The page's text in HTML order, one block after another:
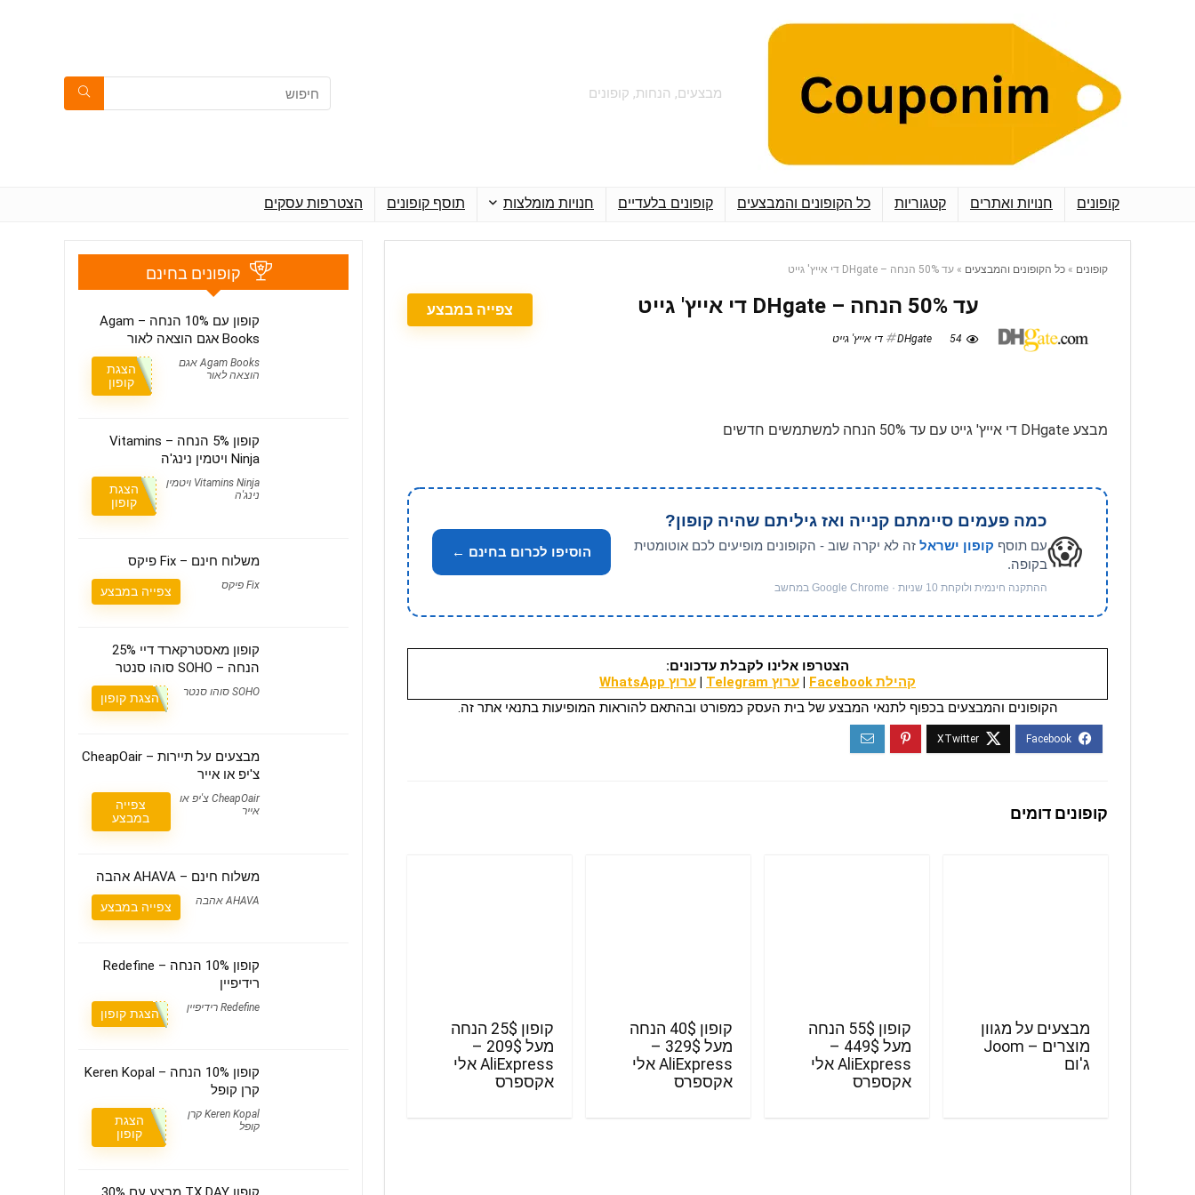
מבצעים, הנחות, קופונים
קופונים חנויות ואתרים קטגוריות כל הקופונים והמבצעים קופונים בלעדיים חנויות מומלצות תוסף קופונים הצטרפות עסקים
קופונים » כל הקופונים והמבצעים » עד 50% הנחה – DHgate די אייץ' גייט
עד 50% הנחה – DHgate די אייץ' גייט
54 DHgate די אייץ' גייט
צפייה במבצע
מבצע DHgate די אייץ' גייט עם עד 50% הנחה למשתמשים חדשים
😱
כמה פעמים סיימתם קנייה ואז גיליתם שהיה קופון?
עם תוסף קופון ישראל זה לא יקרה שוב - הקופונים מופיעים לכם אוטומטית
בקופה.
ההתקנה חינמית ולוקחת 10 שניות · Google Chrome במחשב
הוסיפו לכרום בחינם ←
הצטרפו אלינו לקבלת עדכונים:
קהילת Facebook
| ערוץ Telegram | ערוץ WhatsApp
הקופונים והמבצעים בכפוף לתנאי המבצע של בית העסק כמפורט ובהתאם להוראות המופיעות בתנאי אתר זה.
קופונים דומים
מבצעים על מגוון
מוצרים – Joom
ג'ום
קופון 55$ הנחה
מעל 449$ –
AliExpress אלי
אקספרס
קופון 40$ הנחה
מעל 329$ –
AliExpress אלי
אקספרס
קופון 25$ הנחה
מעל 209$ –
AliExpress אלי
אקספרס
קופונים בחינם
קופון עם 10% הנחה – Agam
Books אגם הוצאה לאור
Agam Books אגם
הוצאה לאור
הצגת
קופון
קופון 5% הנחה – Vitamins
Ninja ויטמין נינג'ה
Vitamins Ninja ויטמין
נינג'ה
הצגת
קופון
משלוח חינם – Fix פיקס
Fix פיקס צפייה במבצע
קופון מאסטרקארד דיי 25%
הנחה – SOHO סוהו סנטר
SOHO סוהו סנטר הצגת קופון
מבצעים על תיירות – CheapOair
צ'יפ או אייר
CheapOair צ'יפ או
אייר
צפייה
במבצע
משלוח חינם – AHAVA אהבה
AHAVA אהבה צפייה במבצע
קופון 10% הנחה – Redefine
רידיפיין
Redefine רידיפיין הצגת קופון
קופון 10% הנחה – Keren Kopal
קרן קופל
Keren Kopal קרן
קופל
הצגת
קופון